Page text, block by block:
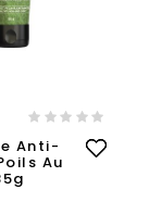
Anti-
Au